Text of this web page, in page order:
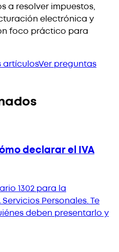
a resolver impuestos,
electrónica y
foco práctico para
artículosVer preguntas
declarar el IVA
1302 para la
Personales. Te
deben presentarlo y